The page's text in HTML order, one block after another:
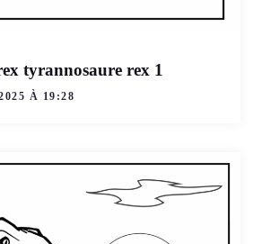
tyrannosaure rex 1
À 19:28